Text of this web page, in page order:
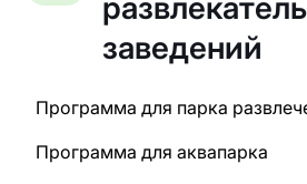
заведений
Программа для парка
Программа для аквапарка